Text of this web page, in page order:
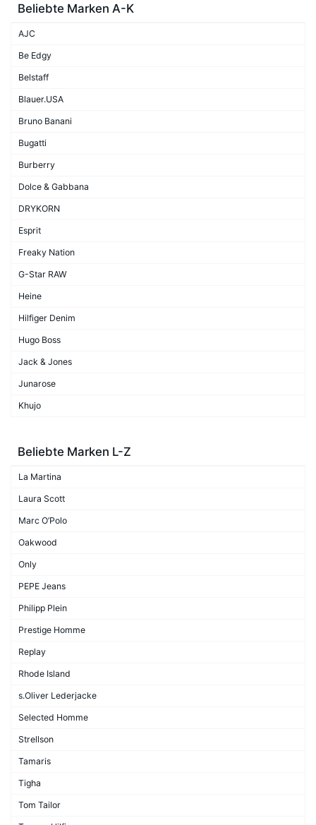
Beliebte Marken A-K
AJC
Be Edgy
Belstaff
Blauer.USA
Bruno Banani
Bugatti
Burberry
Dolce & Gabbana
DRYKORN
Esprit
Freaky Nation
G-Star RAW
Heine
Hilfiger Denim
Hugo Boss
Jack & Jones
Junarose
Khujo
Beliebte Marken L-Z
La Martina
Laura Scott
Marc O’Polo
Oakwood
Only
PEPE Jeans
Philipp Plein
Prestige Homme
Replay
Rhode Island
s.Oliver Lederjacke
Selected Homme
Strellson
Tamaris
Tigha
Tom Tailor